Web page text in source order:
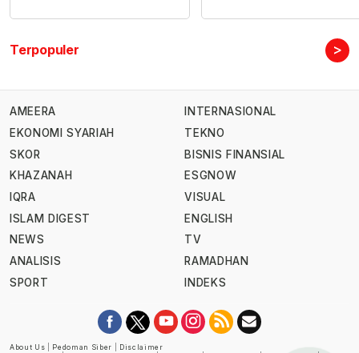
Terpopuler >
AMEERA
EKONOMI SYARIAH
SKOR
KHAZANAH
IQRA
ISLAM DIGEST
NEWS
ANALISIS
SPORT
INTERNASIONAL
TEKNO
BISNIS FINANSIAL
ESGNOW
VISUAL
ENGLISH
TV
RAMADHAN
INDEKS
About Us Pedoman Siber
Disclaimer